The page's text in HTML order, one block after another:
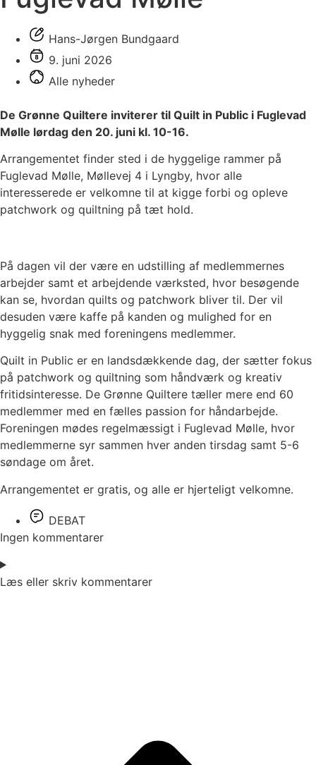
Hans-Jørgen Bundgaard
9. juni 2026
Alle nyheder
De Grønne Quiltere inviterer til Quilt in Public i Fuglevad
Mølle lørdag den 20. juni kl. 10-16.
Arrangementet finder sted i de hyggelige rammer på
Fuglevad Mølle, Møllevej 4 i Lyngby, hvor alle
interesserede er velkomne til at kigge forbi og opleve
patchwork og quiltning på tæt hold.
På dagen vil der være en udstilling af medlemmernes
arbejder samt et arbejdende værksted, hvor besøgende
kan se, hvordan quilts og patchwork bliver til. Der vil
desuden være kaffe på kanden og mulighed for en
hyggelig snak med foreningens medlemmer.
Quilt in Public er en landsdækkende dag, der sætter fokus
på patchwork og quiltning som håndværk og kreativ
fritidsinteresse. De Grønne Quiltere tæller mere end 60
medlemmer med en fælles passion for håndarbejde.
Foreningen mødes regelmæssigt i Fuglevad Mølle, hvor
medlemmerne syr sammen hver anden tirsdag samt 5-6
søndage om året.
Arrangementet er gratis, og alle er hjerteligt velkomne.
DEBAT
Ingen kommentarer
Læs eller skriv kommentarer